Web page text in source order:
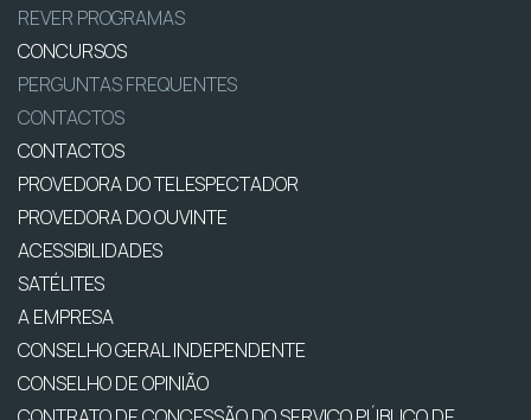
REVER PROGRAMAS
CONCURSOS
PERGUNTAS FREQUENTES
CONTACTOS
CONTACTOS
PROVEDORA DO TELESPECTADOR
PROVEDORA DO OUVINTE
ACESSIBILIDADES
SATÉLITES
A EMPRESA
CONSELHO GERAL INDEPENDENTE
CONSELHO DE OPINIÃO